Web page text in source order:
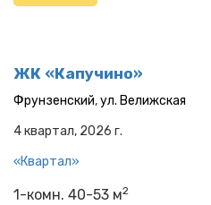
ЖК «Капучино»
Фрунзенский,ул. Велижская
4 квартал, 2026 г.
«Квартал»
1-комн. 40-53 м2